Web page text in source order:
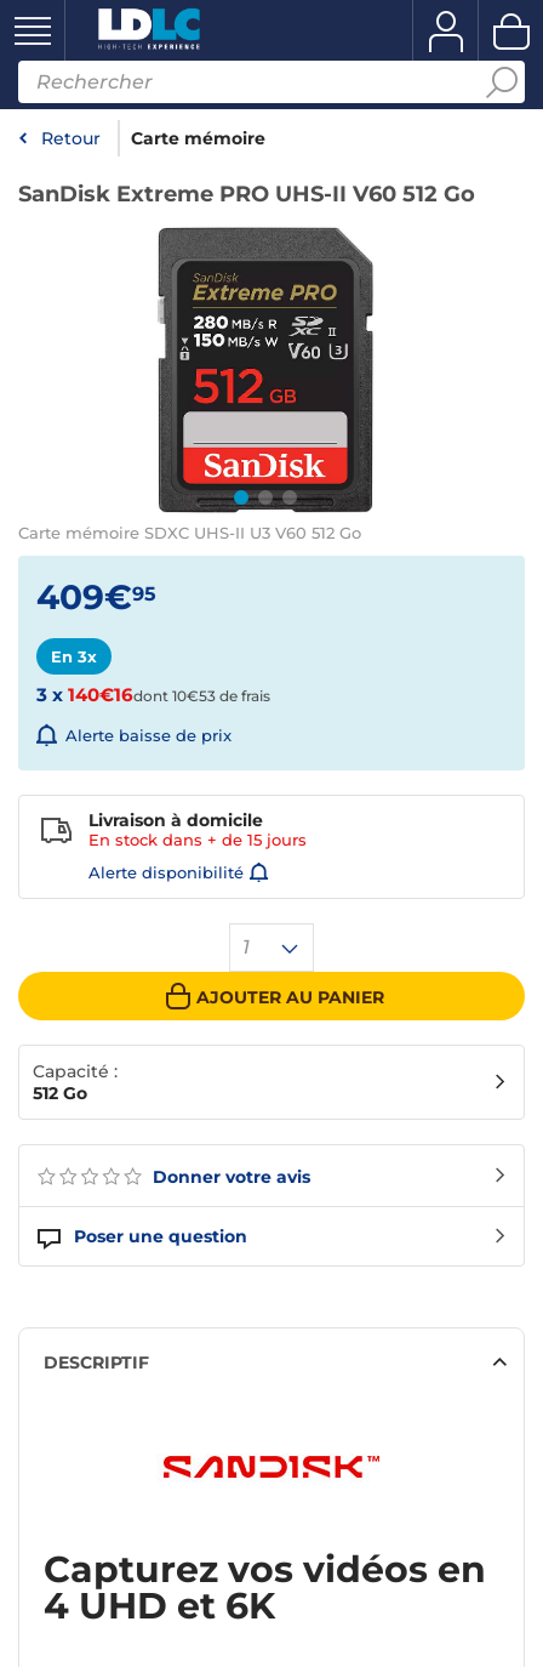
Retour Carte mémoire
SanDisk Extreme PRO UHS-II V60 512 Go
Carte mémoire SDXC UHS-II U3 V60 512 Go
Donner votre avis
Poser une question
409€95
En 3x
3 x 140€16dont 10€53 de frais
Alerte baisse de prix
1
AJOUTER AU PANIER
Livraison à domicile
En stock dans + de 15 jours
Alerte disponibilité
Capacité :
512 Go
DESCRIPTIF
Capturez vos vidéos en
4 UHD et 6K